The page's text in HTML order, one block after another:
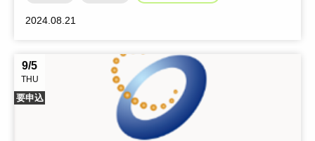
2024.08.21
9/5
THU
要申込